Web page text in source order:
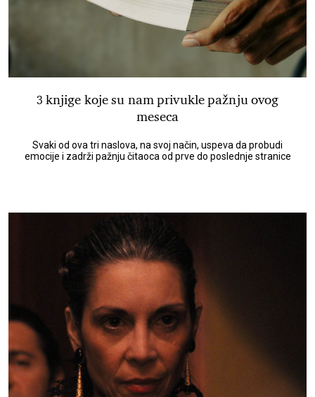
3 knjige koje su nam privukle pažnju ovog
meseca
Svaki od ova tri naslova, na svoj način, uspeva da probudi
emocije i zadrži pažnju čitaoca od prve do poslednje stranice